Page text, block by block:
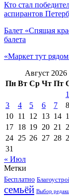
Кто стал
аспирантов
Балет «Спящая
балета
«Маркет тут
Август 2026
Пн Вт Ср Чт Пт
1
3
4 5 6 7 8
10 11 12 13 14
17 18 19 20 21
24 25 26 27 28
31
« Июл
Метки
Бесплатно
семьёй Выбор